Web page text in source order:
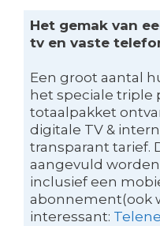
Het gemak van
tv en vaste
Een groot aantal
het speciale triple
totaalpakket
digitale TV &
transparant tarief.
aangevuld
inclusief een
abonnement(ook
interessant: